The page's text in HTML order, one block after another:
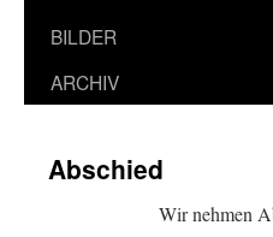
BILDER
ARCHIV
Abschied
Wir nehmen